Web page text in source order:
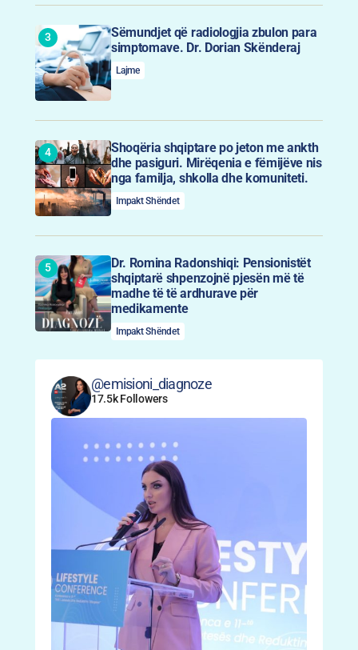
Sëmundjet që radiologjia zbulon para
simptomave. Dr. Dorian Skënderaj
Lajme
Shoqëria shqiptare po jeton me ankth
dhe pasiguri. Mirëqenia e fëmijëve nis
nga familja, shkolla dhe komuniteti.
Impakt Shëndet
Dr. Romina Radonshiqi: Pensionistët
shqiptarë shpenzojnë pjesën më të
madhe të të ardhurave për
medikamente
Impakt Shëndet
@emisioni_diagnoze
17.5k Followers